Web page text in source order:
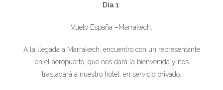
Día 1:
Vuelo España –Marrakech.
A la llegada a Marrakech, encuentro con un representante
en el aeropuerto, que nos dará la bienvenida y nos
trasladará a nuestro hotel, en servicio privado.